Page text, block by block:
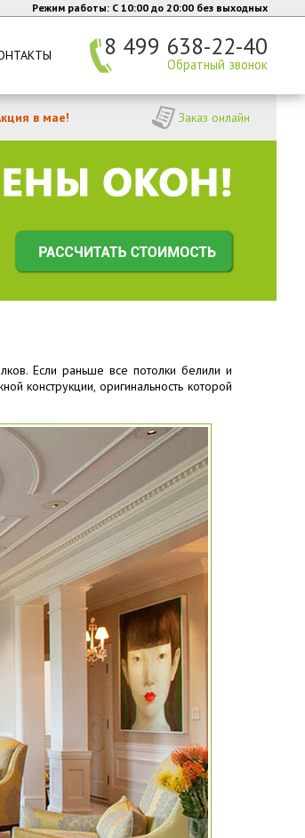
Режим работы: C 10:00 до 20:00 без выходных
8 499 638-22-40
Обратный звонок
в мае! Заказ онлайн
Если раньше все потолки белили и
конструкции, оригинальность которой